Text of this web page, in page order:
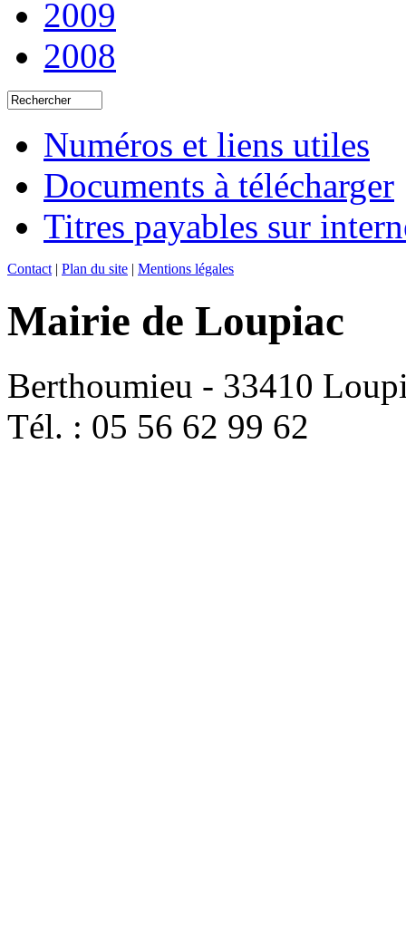
2009
2008
Numéros et liens utiles
Documents à télécharger
Titres payables sur
Contact | Plan du site | Mentions légales
Mairie de Loupiac
Berthoumieu - 33410
Tél. : 05 56 62 99 62